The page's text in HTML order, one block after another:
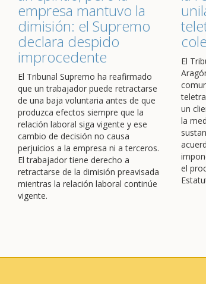
empresa mantuvo la
dimisión: el Supremo
declara despido
improcedente
El Tribunal Supremo ha reafirmado
que un trabajador puede retractarse
de una baja voluntaria antes de que
produzca efectos siempre que la
relación laboral siga vigente y ese
cambio de decisión no causa
perjuicios a la empresa ni a terceros.
El trabajador tiene derecho a
retractarse de la dimisión preavisada
mientras la relación laboral continúe
vigente.
El
un
la
el